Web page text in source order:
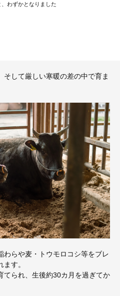
わずかとなりました
して厳しい寒暖の差の中で育ま
わらや麦・トウモロコシ等をブレ
す。
てられ、生後約30カ月を過ぎてか